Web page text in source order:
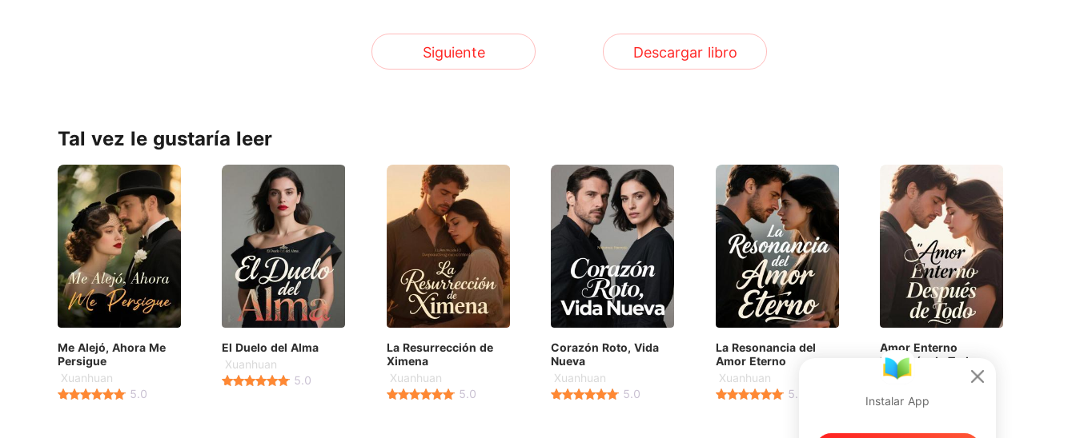
Siguiente Descargar libro
Tal vez le gustaría leer
Me Alejó, Ahora Me
Persigue
Xuanhuan
5.0
El Duelo del Alma
Xuanhuan
5.0
La Resurrección de
Ximena
Xuanhuan
5.0
Corazón Roto, Vida
Nueva
Xuanhuan
5.0
La Resonancia del
Amor Eterno
Xuanhuan
5.0
Amor Enterno
Después de Todo
Xuanhuan
Instalar App